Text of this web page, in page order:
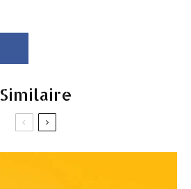
Similaire